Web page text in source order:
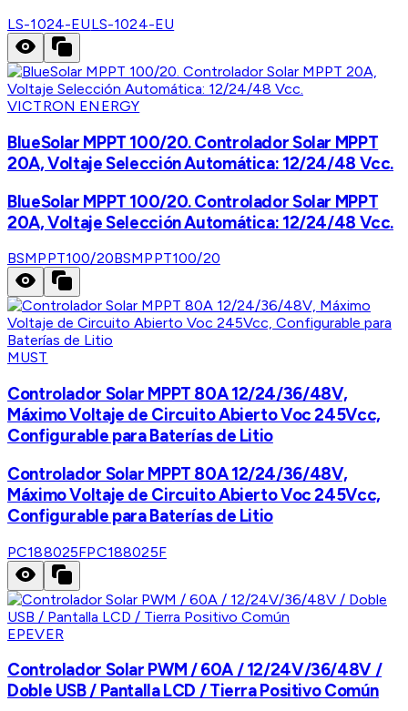
LS-1024-EULS-1024-EU
VICTRON ENERGY
BlueSolar MPPT 100/20. Controlador Solar MPPT
20A, Voltaje Selección Automática: 12/24/48 Vcc.
BlueSolar MPPT 100/20. Controlador Solar MPPT
20A, Voltaje Selección Automática: 12/24/48 Vcc.
BSMPPT100/20BSMPPT100/20
MUST
Controlador Solar MPPT 80A 12/24/36/48V,
Máximo Voltaje de Circuito Abierto Voc 245Vcc,
Configurable para Baterías de Litio
Controlador Solar MPPT 80A 12/24/36/48V,
Máximo Voltaje de Circuito Abierto Voc 245Vcc,
Configurable para Baterías de Litio
PC188025FPC188025F
EPEVER
Controlador Solar PWM / 60A / 12/24V/36/48V /
Doble USB / Pantalla LCD / Tierra Positivo Común